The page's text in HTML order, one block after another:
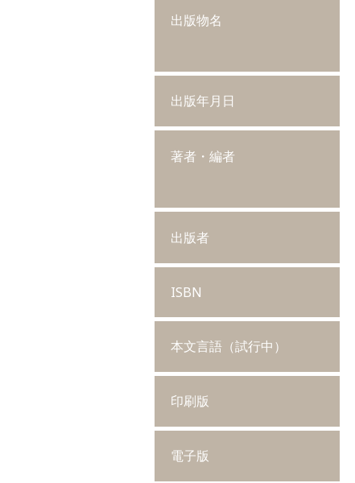
出版物名
出版年月日
著者・編者
出版者
ISBN
本文言語（試行中）
印刷版
電子版